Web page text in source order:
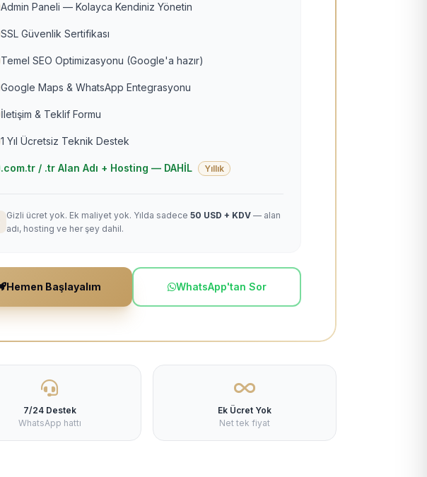
Admin Paneli — Kolayca Kendiniz Yönetin
SSL Güvenlik Sertifikası
Temel SEO Optimizasyonu (Google'a hazır)
Google Maps & WhatsApp Entegrasyonu
İletişim & Teklif Formu
1 Yıl Ücretsiz Teknik Destek
.com.tr / .tr Alan Adı + Hosting — DAHİL Yıllık
Gizli ücret yok. Ek maliyet yok. Yılda sadece 50 USD + KDV — alan
adı, hosting ve her şey dahil.
Hemen Başlayalım WhatsApp'tan Sor
7/24 Destek
WhatsApp hattı
Ek Ücret Yok
Net tek fiyat